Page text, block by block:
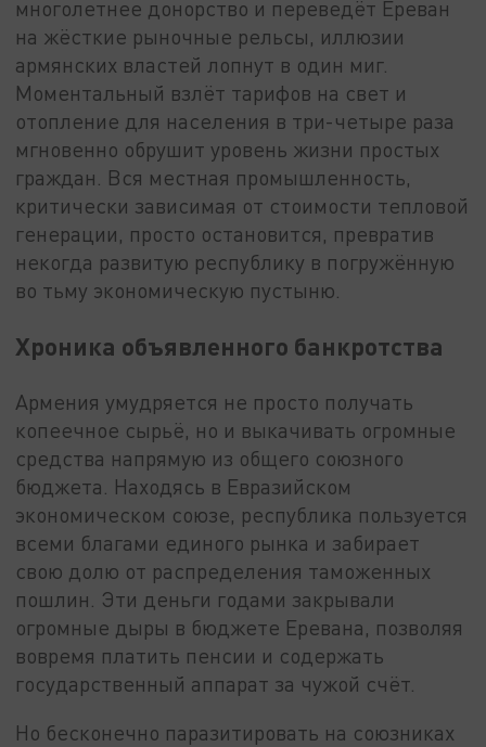
многолетнее донорство и переведёт Ереван
на жёсткие рыночные рельсы, иллюзии
армянских властей лопнут в один миг.
Моментальный взлёт тарифов на свет и
отопление для населения в три-четыре раза
мгновенно обрушит уровень жизни простых
граждан. Вся местная промышленность,
критически зависимая от стоимости тепловой
генерации, просто остановится, превратив
некогда развитую республику в погружённую
во тьму экономическую пустыню.
Хроника объявленного банкротства
Армения умудряется не просто получать
копеечное сырьё, но и выкачивать огромные
средства напрямую из общего союзного
бюджета. Находясь в Евразийском
экономическом союзе, республика пользуется
всеми благами единого рынка и забирает
свою долю от распределения таможенных
пошлин. Эти деньги годами закрывали
огромные дыры в бюджете Еревана, позволяя
вовремя платить пенсии и содержать
государственный аппарат за чужой счёт.
Но бесконечно паразитировать на союзниках